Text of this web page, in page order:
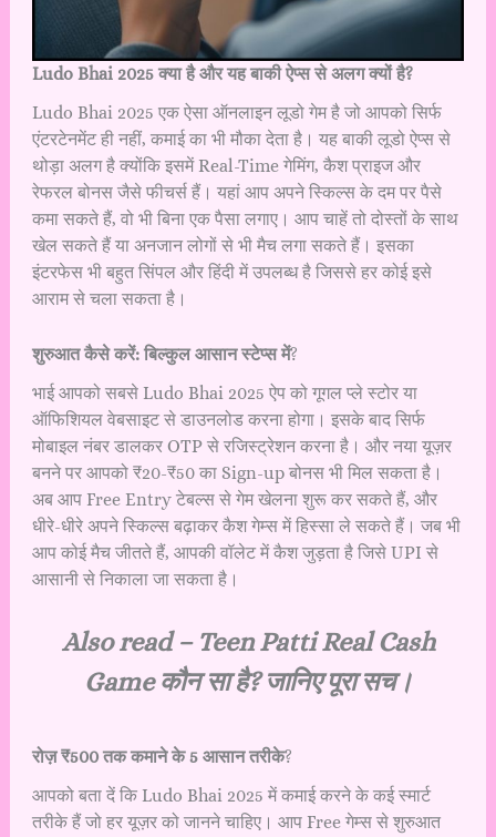
Ludo Bhai 2025 क्या है और यह बाकी ऐप्स से अलग क्यों है?
Ludo Bhai 2025 एक ऐसा ऑनलाइन लूडो गेम है जो आपको सिर्फ
एंटरटेनमेंट ही नहीं, कमाई का भी मौका देता है। यह बाकी लूडो ऐप्स से
थोड़ा अलग है क्योंकि इसमें Real-Time गेमिंग, कैश प्राइज और
रेफरल बोनस जैसे फीचर्स हैं। यहां आप अपने स्किल्स के दम पर पैसे
कमा सकते हैं, वो भी बिना एक पैसा लगाए। आप चाहें तो दोस्तों के साथ
खेल सकते हैं या अनजान लोगों से भी मैच लगा सकते हैं। इसका
इंटरफेस भी बहुत सिंपल और हिंदी में उपलब्ध है जिससे हर कोई इसे
आराम से चला सकता है।
शुरुआत कैसे करें: बिल्कुल आसान स्टेप्स में?
भाई आपको सबसे Ludo Bhai 2025 ऐप को गूगल प्ले स्टोर या
ऑफिशियल वेबसाइट से डाउनलोड करना होगा। इसके बाद सिर्फ
मोबाइल नंबर डालकर OTP से रजिस्ट्रेशन करना है। और नया यूज़र
बनने पर आपको ₹20-₹50 का Sign-up बोनस भी मिल सकता है।
अब आप Free Entry टेबल्स से गेम खेलना शुरू कर सकते हैं, और
धीरे-धीरे अपने स्किल्स बढ़ाकर कैश गेम्स में हिस्सा ले सकते हैं। जब भी
आप कोई मैच जीतते हैं, आपकी वॉलेट में कैश जुड़ता है जिसे UPI से
आसानी से निकाला जा सकता है।
Also read – Teen Patti Real Cash
Game कौन सा है? जानिए पूरा सच।
रोज़ ₹500 तक कमाने के 5 आसान तरीके?
आपको बता दें कि Ludo Bhai 2025 में कमाई करने के कई स्मार्ट
तरीके हैं जो हर यूज़र को जानने चाहिए। आप Free गेम्स से शुरुआत